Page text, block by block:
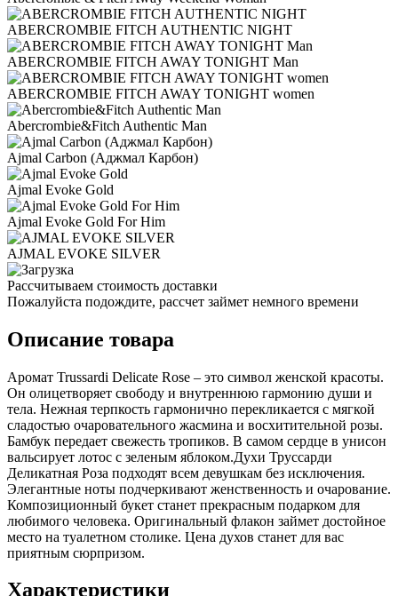
ABERCROMBIE FITCH AUTHENTIC NIGHT
ABERCROMBIE FITCH AWAY TONIGHT Man
ABERCROMBIE FITCH AWAY TONIGHT women
Abercrombie&Fitch Authentic Man
Ajmal Carbon (Аджмал Карбон)
Ajmal Evoke Gold
Ajmal Evoke Gold For Him
AJMAL EVOKE SILVER
Рассчитываем стоимость доставки
Пожалуйста подождите, рассчет займет немного времени
Описание товара
Аромат Trussardi Delicate Rose – это символ женской красоты.
Он олицетворяет свободу и внутреннюю гармонию души и
тела. Нежная терпкость гармонично перекликается с мягкой
сладостью очаровательного жасмина и восхитительной розы.
Бамбук передает свежесть тропиков. В самом сердце в унисон
вальсирует лотос с зеленым яблоком.Духи Труссарди
Деликатная Роза подходят всем девушкам без исключения.
Элегантные ноты подчеркивают женственность и очарование.
Композиционный букет станет прекрасным подарком для
любимого человека. Оригинальный флакон займет достойное
место на туалетном столике. Цена духов станет для вас
приятным сюрпризом.
Характеристики